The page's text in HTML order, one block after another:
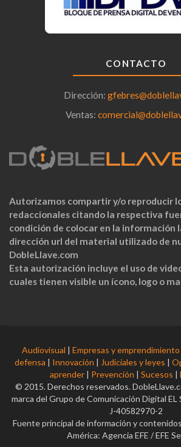
CONTACTO
Dirección:
Ventas:
Autorizamos compartir y/o reproducir
redaccionales citando la respectiva
condición de colocar en la información
dirección url del material utilizado de
DobleLlave.com
Esta autorización incluye el uso de
cuales tienen visible un ícono, logo o
Audiovisual | Empresas y emprendimiento
defensa | Innovación | Judiciales y leyes |
aprender | Prevención | Sucesos |
© 2015. Derechos reservados.
marca del Grupo de Comunicación Digital EL
J-40582970-2
Fuente principal de información y
América: Agencia EFE / EFE